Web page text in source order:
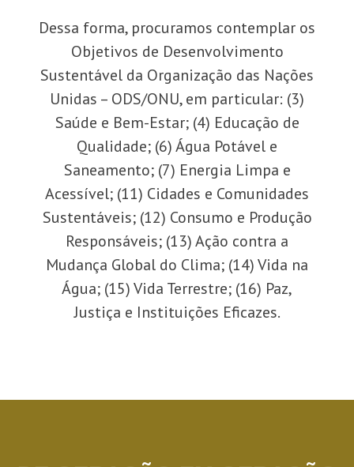
Dessa forma, procuramos contemplar os
Objetivos de Desenvolvimento
Sustentável da Organização das Nações
Unidas – ODS/ONU, em particular: (3)
Saúde e Bem-Estar; (4) Educação de
Qualidade; (6) Água Potável e
Saneamento; (7) Energia Limpa e
Acessível; (11) Cidades e Comunidades
Sustentáveis; (12) Consumo e Produção
Responsáveis; (13) Ação contra a
Mudança Global do Clima; (14) Vida na
Água; (15) Vida Terrestre; (16) Paz,
Justiça e Instituições Eficazes.